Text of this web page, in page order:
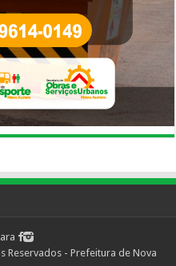
Reservados - Prefeitura de Nova